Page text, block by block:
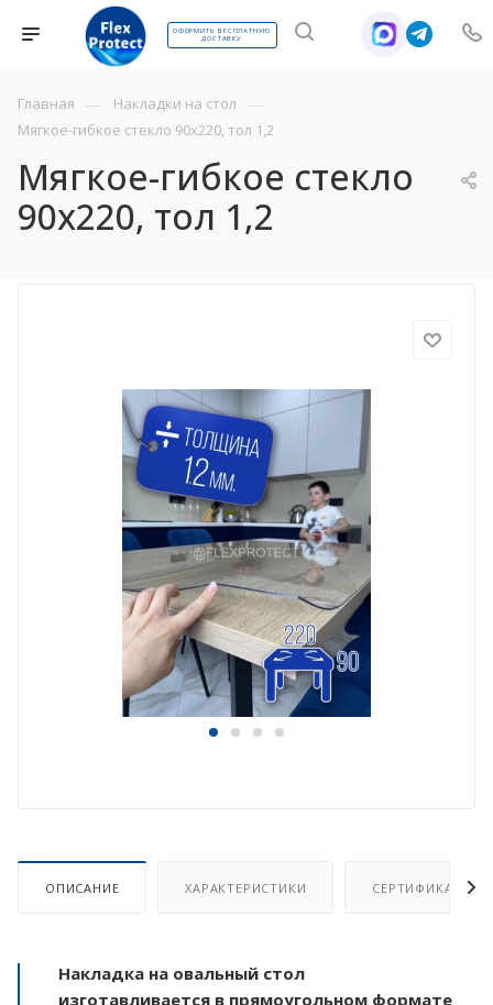
ОФОРМИТЬ БЕСПЛАТНУЮ
ДОСТАВКУ
Главная — Накладки на стол —
Мягкое-гибкое стекло 90х220, тол 1,2
Мягкое-гибкое стекло
90х220, тол 1,2
ОПИСАНИЕ ХАРАКТЕРИСТИКИ СЕРТИФИКАТ
Накладка на овальный стол
изготавливается в прямоугольном формате